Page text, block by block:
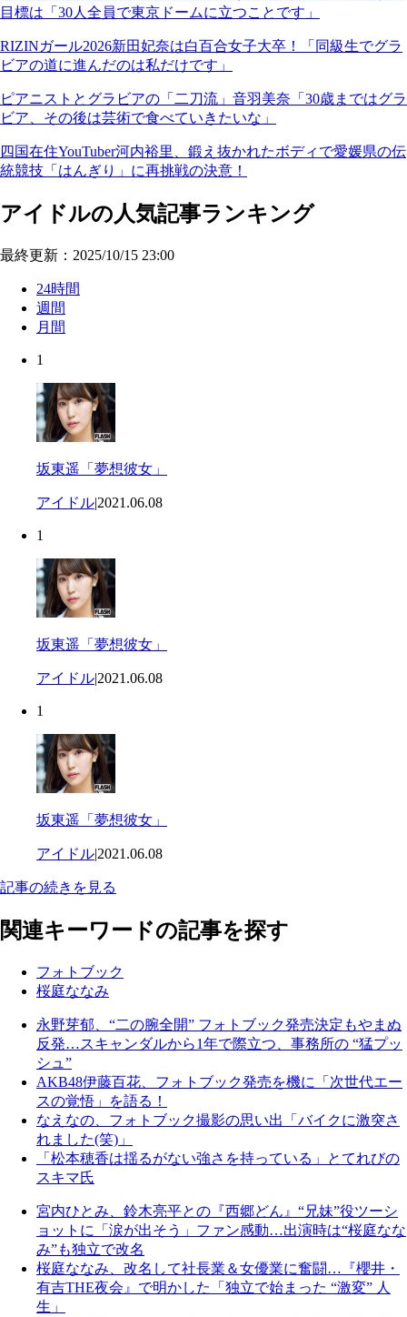
目標は「30人全員で東京ドームに立つことです」
RIZINガール2026新田妃奈は白百合女子大卒！「同級生でグラ
ビアの道に進んだのは私だけです」
ピアニストとグラビアの「二刀流」音羽美奈「30歳まではグラ
ビア、その後は芸術で食べていきたいな」
四国在住YouTuber河内裕里、鍛え抜かれたボディで愛媛県の伝
統競技「はんぎり」に再挑戦の決意！
アイドルの人気記事ランキング
最終更新：2025/10/15 23:00
24時間
週間
月間
1
坂東遥「夢想彼女」
アイドル|2021.06.08
1
坂東遥「夢想彼女」
アイドル|2021.06.08
1
坂東遥「夢想彼女」
アイドル|2021.06.08
記事の続きを見る
関連キーワードの記事を探す
フォトブック
桜庭ななみ
永野芽郁、“二の腕全開” フォトブック発売決定もやまぬ
反発…スキャンダルから1年で際立つ、事務所の “猛プッ
シュ”
AKB48伊藤百花、フォトブック発売を機に「次世代エー
スの覚悟」を語る！
なえなの、フォトブック撮影の思い出「バイクに激突さ
れました(笑)」
「松本穂香は揺るがない強さを持っている」とてれびの
スキマ氏
宮内ひとみ、鈴木亮平との『西郷どん』“兄妹”役ツーシ
ョットに「涙が出そう」ファン感動…出演時は“桜庭なな
み”も独立で改名
桜庭ななみ、改名して社長業＆女優業に奮闘…『櫻井・
有吉THE夜会』で明かした「独立で始まった “激変” 人
生」